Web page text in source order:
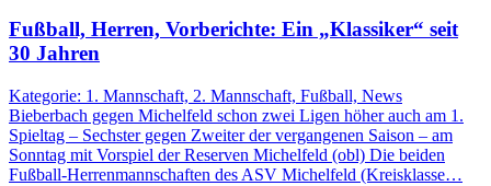
Fußball, Herren, Vorberichte: Ein „Klassiker“ seit
30 Jahren
Kategorie: 1. Mannschaft, 2. Mannschaft, Fußball, News
Bieberbach gegen Michelfeld schon zwei Ligen höher auch am 1.
Spieltag – Sechster gegen Zweiter der vergangenen Saison – am
Sonntag mit Vorspiel der Reserven Michelfeld (obl) Die beiden
Fußball-Herrenmannschaften des ASV Michelfeld (Kreisklasse…